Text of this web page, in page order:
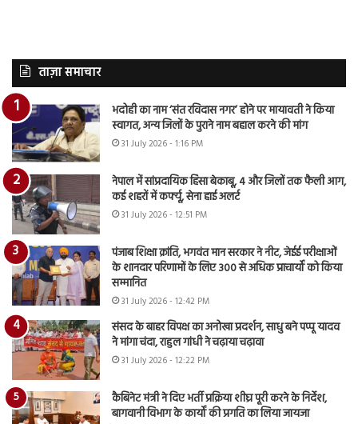
ताज़ा समाचार
भदोही का नाम ‘संत रविदास नगर’ होने पर मायावती ने किया
स्वागत, अन्य जिलों के पुराने नाम बहाल करने की मांग
31 July 2026 - 1:16 PM
नेपाल में सांप्रदायिक हिंसा बेकाबू, 4 और जिलों तक फैली आग,
कई शहरों में कर्फ्यू, सेना हाई अलर्ट
31 July 2026 - 12:51 PM
पंजाब शिक्षा क्रांति, भगवंत मान सरकार ने नीट, जेईई परीक्षाओं
के शानदार परिणामों के लिए 300 से अधिक प्राचार्यों को किया
सम्मानित
31 July 2026 - 12:42 PM
संसद के बाहर विपक्ष का अनोखा प्रदर्शन, साधु बने पप्पू यादव
ने मांगा चंदा, राहुल गांधी ने चढ़ाया चढ़ावा
31 July 2026 - 12:22 PM
कैबिनेट मंत्री ने दिए भर्ती प्रक्रिया शीघ्र पूरी करने के निर्देश,
बागवानी विभाग के कार्यों की प्रगति का लिया जायजा